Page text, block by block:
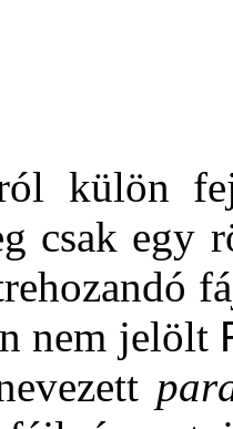
külön
csak
nem jelölt